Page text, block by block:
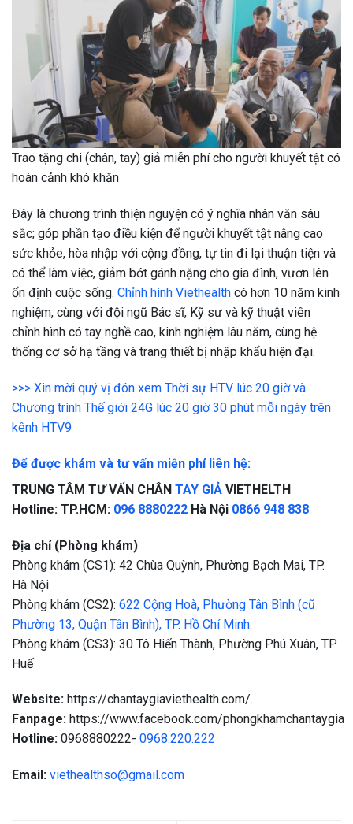
Trao tặng chi (chân, tay) giả miễn phí cho người khuyết tật có
hoàn cảnh khó khăn
Đây là chương trình thiện nguyện có ý nghĩa nhân văn sâu
sắc; góp phần tạo điều kiện để người khuyết tật nâng cao
sức khỏe, hòa nhập với cộng đồng, tự tin đi lại thuận tiện và
có thể làm việc, giảm bớt gánh nặng cho gia đình, vươn lên
ổn định cuộc sống. Chỉnh hình Viethealth có hơn 10 năm kinh
nghiệm, cùng với đội ngũ Bác sĩ, Kỹ sư và kỹ thuật viên
chỉnh hình có tay nghề cao, kinh nghiệm lâu năm, cùng hệ
thống cơ sở hạ tầng và trang thiết bị nhập khẩu hiện đại.
>>> Xin mời quý vị đón xem Thời sự HTV lúc 20 giờ và
Chương trình Thế giới 24G lúc 20 giờ 30 phút mỗi ngày trên
kênh HTV9
Để được khám và tư vấn miễn phí liên hệ:
TRUNG TÂM TƯ VẤN CHÂN TAY GIẢ VIETHELTH
Hotline: TP.HCM: 096 8880222 Hà Nội 0866 948 838
Địa chỉ (Phòng khám)
Phòng khám (CS1): 42 Chùa Quỳnh, Phường Bạch Mai, TP.
Hà Nội
Phòng khám (CS2): 622 Cộng Hoà, Phường Tân Bình (cũ
Phường 13, Quận Tân Bình), TP. Hồ Chí Minh
Phòng khám (CS3): 30 Tô Hiến Thành, Phường Phú Xuân, TP.
Huế
Website: https://chantaygiaviethealth.com/.
Fanpage: https://www.facebook.com/phongkhamchantaygia
Hotline: 0968880222- 0968.220.222
Email: viethealthso@gmail.com